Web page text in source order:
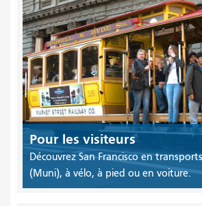
Pour les visiteurs
Découvrez San Francisco en
(Muni), à vélo, à pied ou en voiture.